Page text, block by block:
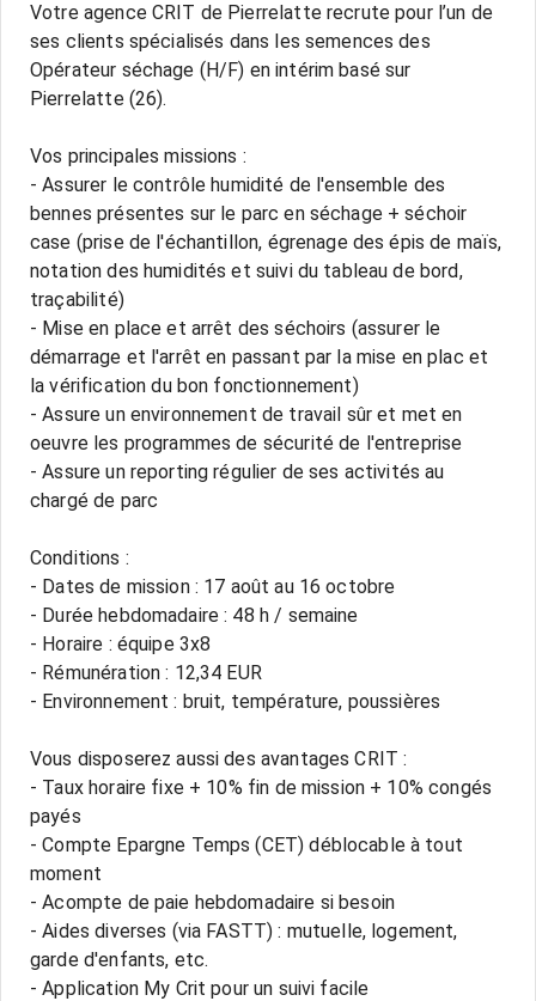
Votre agence CRIT de Pierrelatte recrute pour l’un de
ses clients spécialisés dans les semences des
Opérateur séchage (H/F) en intérim basé sur
Pierrelatte (26).
Vos principales missions :
- Assurer le contrôle humidité de l'ensemble des
bennes présentes sur le parc en séchage + séchoir
case (prise de l'échantillon, égrenage des épis de maïs,
notation des humidités et suivi du tableau de bord,
traçabilité)
- Mise en place et arrêt des séchoirs (assurer le
démarrage et l'arrêt en passant par la mise en plac et
la vérification du bon fonctionnement)
- Assure un environnement de travail sûr et met en
oeuvre les programmes de sécurité de l'entreprise
- Assure un reporting régulier de ses activités au
chargé de parc
Conditions :
- Dates de mission : 17 août au 16 octobre
- Durée hebdomadaire : 48 h / semaine
- Horaire : équipe 3x8
- Rémunération : 12,34 EUR
- Environnement : bruit, température, poussières
Vous disposerez aussi des avantages CRIT :
- Taux horaire fixe + 10% fin de mission + 10% congés
payés
- Compte Epargne Temps (CET) déblocable à tout
moment
- Acompte de paie hebdomadaire si besoin
- Aides diverses (via FASTT) : mutuelle, logement,
garde d'enfants, etc.
- Application My Crit pour un suivi facile